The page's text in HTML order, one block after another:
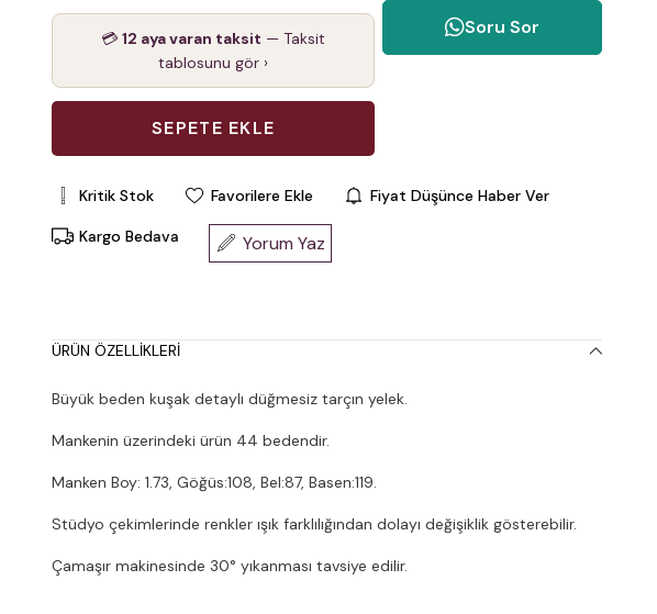
💳12 aya varan taksit — Taksit
tablosunu gör ›
Soru Sor
Kritik Stok Favorilere Ekle Fiyat Düşünce Haber Ver
Kargo Bedava Yorum Yaz
ÜRÜN ÖZELLIKLERI
Büyük beden kuşak detaylı düğmesiz tarçın yelek.
Mankenin üzerindeki ürün 44 bedendir.
Manken Boy: 1.73, Göğüs:108, Bel:87, Basen:119.
Stüdyo çekimlerinde renkler ışık farklılığından dolayı değişiklik gösterebilir.
Çamaşır makinesinde 30° yıkanması tavsiye edilir.